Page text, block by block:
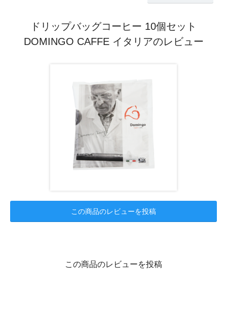
ドリップバッグコーヒー 10個セット
DOMINGO CAFFE イタリアのレビュー
この商品のレビューを投稿
この商品のレビューを投稿